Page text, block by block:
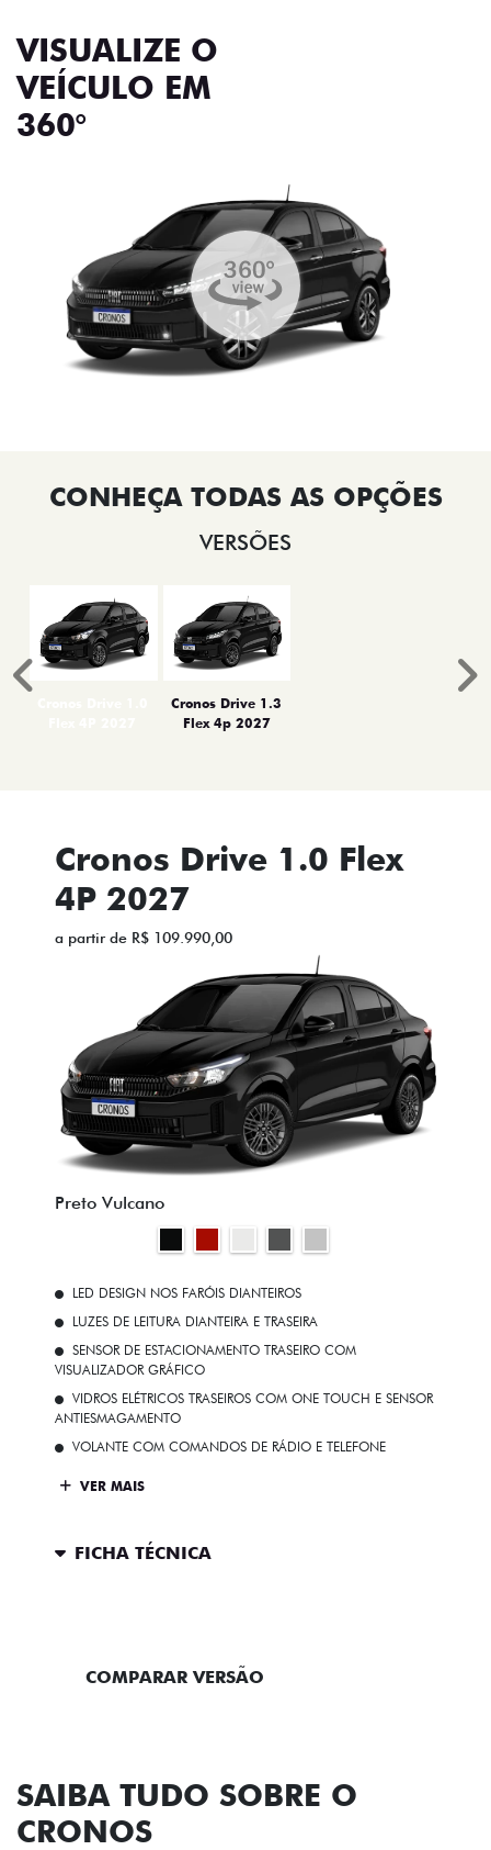
VISUALIZE O
VEÍCULO EM
360°
VERSÕES
Cronos Drive 1.3
Flex 4p 2027
Anterior
Cronos Drive 1.0 Flex
4P 2027
a partir de R$ 109.990,00
Preto Vulcano
LED DESIGN NOS FARÓIS DIANTEIROS
LUZES DE LEITURA DIANTEIRA E TRASEIRA
SENSOR DE ESTACIONAMENTO TRASEIRO COM
VISUALIZADOR GRÁFICO
VIDROS ELÉTRICOS TRASEIROS COM ONE TOUCH E SENSOR
ANTIESMAGAMENTO
VOLANTE COM COMANDOS DE RÁDIO E TELEFONE
VER MAIS
FICHA TÉCNICA
COMPARAR VERSÃO
SAIBA TUDO SOBRE O
CRONOS